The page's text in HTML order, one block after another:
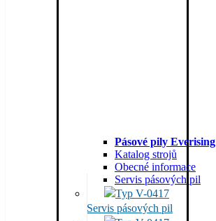
Pásové pily Everising
Katalog strojů
Obecné informace
Servis pásových pil
Servis pásových pil